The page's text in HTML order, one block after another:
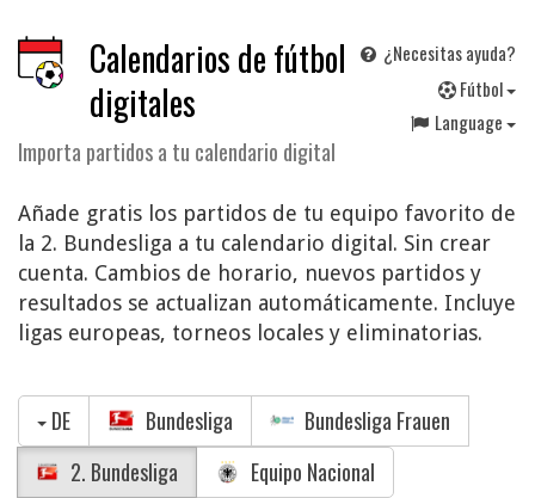
Calendarios de fútbol
digitales
Importa partidos a tu calendario digital
¿Necesitas ayuda?
Fútbol
Language
Añade gratis los partidos de tu equipo favorito de
la 2. Bundesliga a tu calendario digital. Sin crear
cuenta. Cambios de horario, nuevos partidos y
resultados se actualizan automáticamente. Incluye
ligas europeas, torneos locales y eliminatorias.
DE Bundesliga
Bundesliga Frauen
2. Bundesliga
Equipo Nacional